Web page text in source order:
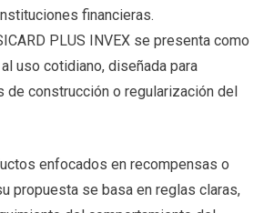
financieras.
PLUS INVEX se presenta como
uso cotidiano, diseñada para
de construcción o regularización del
enfocados en recompensas o
propuesta se basa en reglas claras,